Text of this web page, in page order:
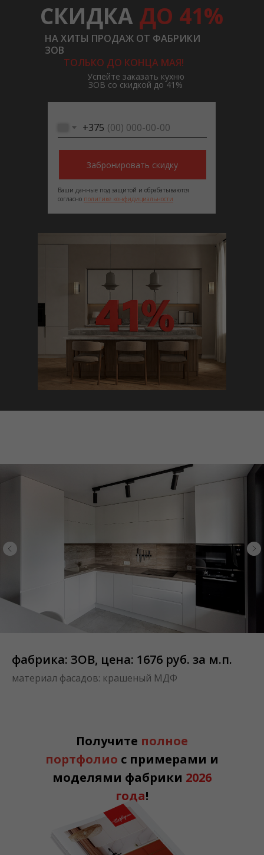
Ваши данные под защитой и обрабатываются
согласно политике конфидициальности
+375
Забронировать скидку
Успейте заказать кухню
ЗОВ со скидкой до 41%
ТОЛЬКО ДО КОНЦА МАЯ!
НА ХИТЫ ПРОДАЖ ОТ ФАБРИКИ
ЗОВ
СКИДКА ДО 41%
фабрика: ЗОВ, цена: 1676 руб. за м.п.
материал фасадов: крашеный МДФ
Получите полное
портфолио с примерами и
моделями фабрики 2026
года!